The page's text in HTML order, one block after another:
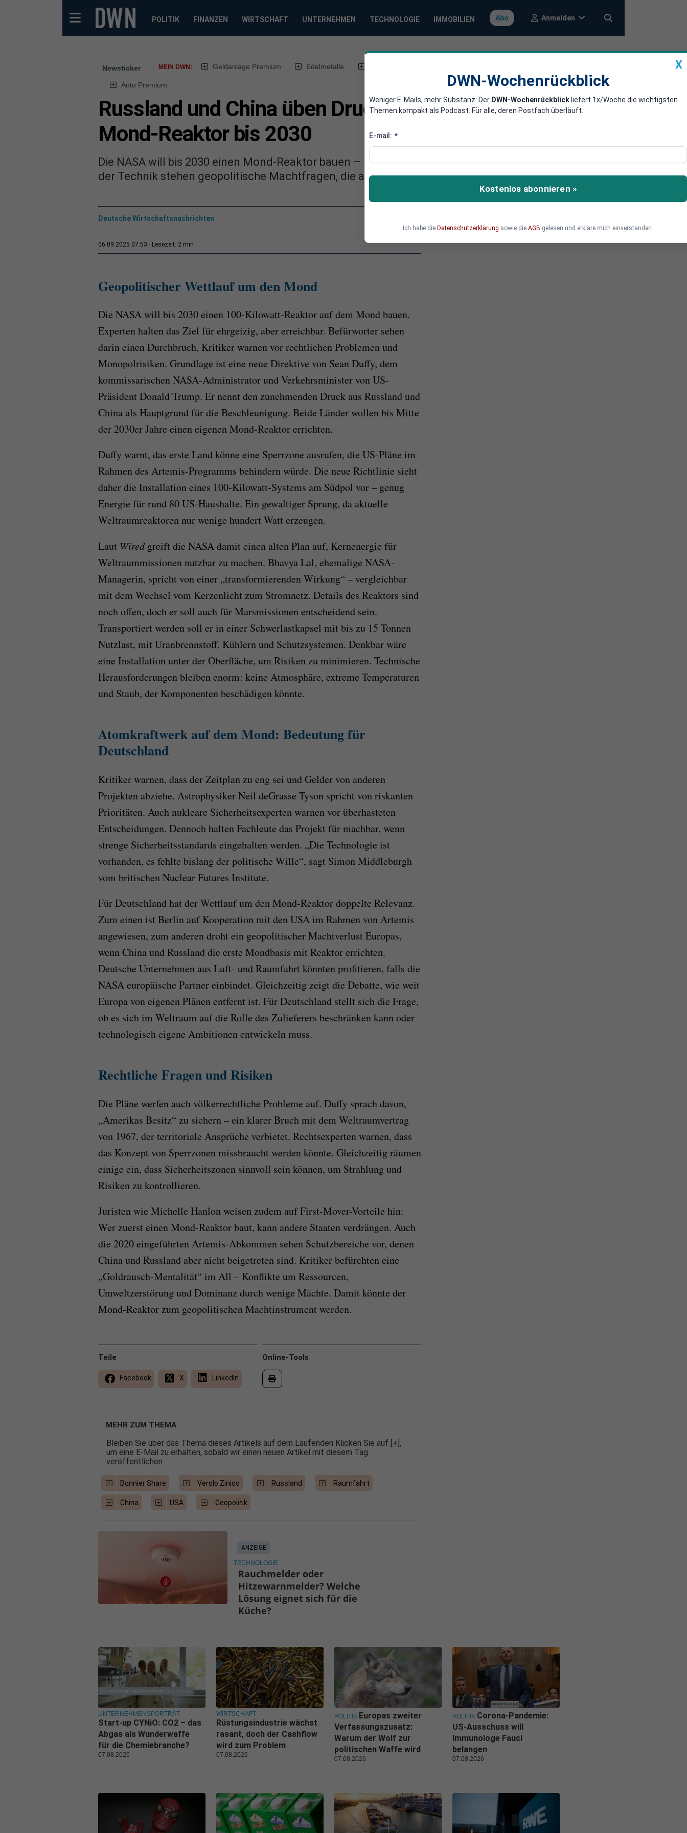
POLITIK FINANZEN WIRTSCHAFT UNTERNEHMEN TECHNOLOGIE IMMOBILIEN Abo Anmelden
Newsticker MEIN DWN: Geldanlage Premium Edelmetalle
Auto Premium
Russland und China üben Druck aus – NASA plant
Mond-Reaktor bis 2030
Die NASA will bis 2030 einen Mond-Reaktor bauen – im Wettlauf mit China und Russland. Hinter
der Technik stehen geopolitische Machtfragen, die auch Europa betreffen.
Deutsche Wirtschaftsnachrichten
06.09.2025 07:53 Lesezeit: 2 min
Geopolitischer Wettlauf um den Mond
Die NASA will bis 2030 einen 100-Kilowatt-Reaktor auf dem Mond bauen.
Experten halten das Ziel für ehrgeizig, aber erreichbar. Befürworter sehen
darin einen Durchbruch, Kritiker warnen vor rechtlichen Problemen und
Monopolrisiken. Grundlage ist eine neue Direktive von Sean Duffy, dem
kommissarischen NASA-Administrator und Verkehrsminister von US-
Präsident Donald Trump. Er nennt den zunehmenden Druck aus Russland und
China als Hauptgrund für die Beschleunigung. Beide Länder wollen bis Mitte
der 2030er Jahre einen eigenen Mond-Reaktor errichten.
Duffy warnt, das erste Land könne eine Sperrzone ausrufen, die US-Pläne im
Rahmen des Artemis-Programms behindern würde. Die neue Richtlinie sieht
daher die Installation eines 100-Kilowatt-Systems am Südpol vor – genug
Energie für rund 80 US-Haushalte. Ein gewaltiger Sprung, da aktuelle
Weltraumreaktoren nur wenige hundert Watt erzeugen.
Laut Wiredgreift die NASA damit einen alten Plan auf, Kernenergie für
Weltraummissionen nutzbar zu machen. Bhavya Lal, ehemalige NASA-
Managerin, spricht von einer „transformierenden Wirkung“ – vergleichbar
mit dem Wechsel vom Kerzenlicht zum Stromnetz. Details des Reaktors sind
noch offen, doch er soll auch für Marsmissionen entscheidend sein.
Transportiert werden soll er in einer Schwerlastkapsel mit bis zu 15 Tonnen
Nutzlast, mit Uranbrennstoff, Kühlern und Schutzsystemen. Denkbar wäre
eine Installation unter der Oberfläche, um Risiken zu minimieren. Technische
Herausforderungen bleiben enorm: keine Atmosphäre, extreme Temperaturen
und Staub, der Komponenten beschädigen könnte.
Atomkraftwerk auf dem Mond: Bedeutung für
Deutschland
Kritiker warnen, dass der Zeitplan zu eng sei und Gelder von anderen
Projekten abziehe. Astrophysiker Neil deGrasse Tyson spricht von riskanten
Prioritäten. Auch nukleare Sicherheitsexperten warnen vor überhasteten
Entscheidungen. Dennoch halten Fachleute das Projekt für machbar, wenn
strenge Sicherheitsstandards eingehalten werden. „Die Technologie ist
vorhanden, es fehlte bislang der politische Wille“, sagt Simon Middleburgh
vom britischen Nuclear Futures Institute.
Für Deutschland hat der Wettlauf um den Mond-Reaktor doppelte Relevanz.
Zum einen ist Berlin auf Kooperation mit den USA im Rahmen von Artemis
angewiesen, zum anderen droht ein geopolitischer Machtverlust Europas,
wenn China und Russland die erste Mondbasis mit Reaktor errichten.
Deutsche Unternehmen aus Luft- und Raumfahrt könnten profitieren, falls die
NASA europäische Partner einbindet. Gleichzeitig zeigt die Debatte, wie weit
Europa von eigenen Plänen entfernt ist. Für Deutschland stellt sich die Frage,
ob es sich im Weltraum auf die Rolle des Zulieferers beschränken kann oder
technologisch eigene Ambitionen entwickeln muss.
Rechtliche Fragen und Risiken
Die Pläne werfen auch völkerrechtliche Probleme auf. Duffy sprach davon,
„Amerikas Besitz“ zu sichern – ein klarer Bruch mit dem Weltraumvertrag
von 1967, der territoriale Ansprüche verbietet. Rechtsexperten warnen, dass
das Konzept von Sperrzonen missbraucht werden könnte. Gleichzeitig räumen
einige ein, dass Sicherheitszonen sinnvoll sein können, um Strahlung und
Risiken zu kontrollieren.
Juristen wie Michelle Hanlon weisen zudem auf First-Mover-Vorteile hin:
Wer zuerst einen Mond-Reaktor baut, kann andere Staaten verdrängen. Auch
die 2020 eingeführten Artemis-Abkommen sehen Schutzbereiche vor, denen
China und Russland aber nicht beigetreten sind. Kritiker befürchten eine
„Goldrausch-Mentalität“ im All – Konflikte um Ressourcen,
Umweltzerstörung und Dominanz durch wenige Mächte. Damit könnte der
Mond-Reaktor zum geopolitischen Machtinstrument werden.
Online-Tools
Teile
Facebook X LinkedIn
MEHR ZUM THEMA
Bleiben Sie über das Thema dieses Artikels auf dem Laufenden Klicken Sie auf [+],
um eine E-Mail zu erhalten, sobald wir einen neuen Artikel mit diesem Tag
veröffentlichen
Bonnier Share Verslo Zinios Russland Raumfahrt
China USA Geopolitik
ANZEIGE
TECHNOLOGIE
Rauchmelder oder
Hitzewarnmelder? Welche
Lösung eignet sich für die
Küche?
X
DWN-Wochenrückblick
Weniger E-Mails, mehr Substanz: Der DWN-Wochenrückblick liefert 1x/Woche die wichtigsten
Themen kompakt als Podcast. Für alle, deren Postfach überläuft.
E-mail: *
Kostenlos abonnieren »
Ich habe die Datenschutzerklärung sowie die AGB gelesen und erkläre mich einverstanden.
UNTERNEHMENSPORTRÄT
Start-up CYNiO: CO2 – das
Abgas als Wunderwaffe
für die Chemiebranche?
07.08.2026
WIRTSCHAFT
Rüstungsindustrie wächst
rasant, doch der Cashflow
wird zum Problem
07.08.2026
POLITIK Europas zweiter
Verfassungszusatz:
Warum der Wolf zur
politischen Waffe wird
07.08.2026
POLITIK Corona-Pandemie:
US-Ausschuss will
Immunologe Fauci
belangen
07.08.2026